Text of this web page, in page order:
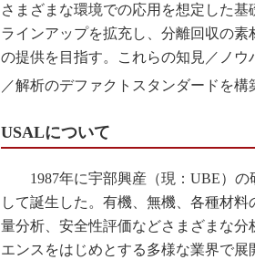
さまざまな環境での応用を想定した
ラインアップを拡充し、分離回収の
の提供を目指す。これらの知見／ノウ
／解析のデファクトスタンダードを構
USALについて
1987年に宇部興産（現：UBE）の
して誕生した。有機、無機、各種材
量分析、安全性評価などさまざまな
エンスをはじめとする多様な業界で展